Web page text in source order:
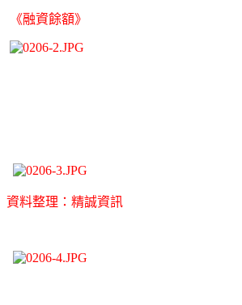
《融資餘額》
資料整理：精誠資訊